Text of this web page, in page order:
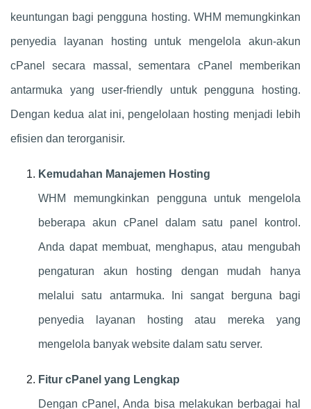
keuntungan bagi pengguna hosting. WHM memungkinkan
penyedia layanan hosting untuk mengelola akun-akun
cPanel secara massal, sementara cPanel memberikan
antarmuka yang user-friendly untuk pengguna hosting.
Dengan kedua alat ini, pengelolaan hosting menjadi lebih
efisien dan terorganisir.
Kemudahan Manajemen Hosting
WHM memungkinkan pengguna untuk mengelola
beberapa akun cPanel dalam satu panel kontrol.
Anda dapat membuat, menghapus, atau mengubah
pengaturan akun hosting dengan mudah hanya
melalui satu antarmuka. Ini sangat berguna bagi
penyedia layanan hosting atau mereka yang
mengelola banyak website dalam satu server.
Fitur cPanel yang Lengkap
Dengan cPanel, Anda bisa melakukan berbagai hal